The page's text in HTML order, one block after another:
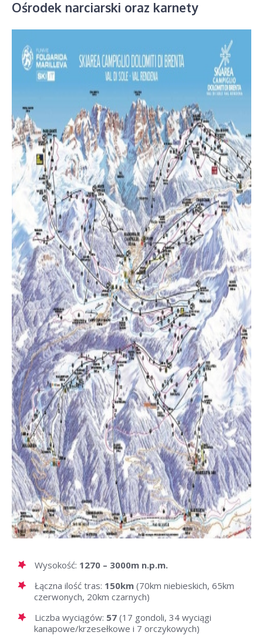
Ośrodek narciarski oraz karnety
Wysokość: 1270 – 3000m n.p.m.
Łączna ilość tras: 150km (70km niebieskich, 65km
czerwonych, 20km czarnych)
Liczba wyciągów: 57 (17 gondoli, 34 wyciągi
kanapowe/krzesełkowe i 7 orczykowych)